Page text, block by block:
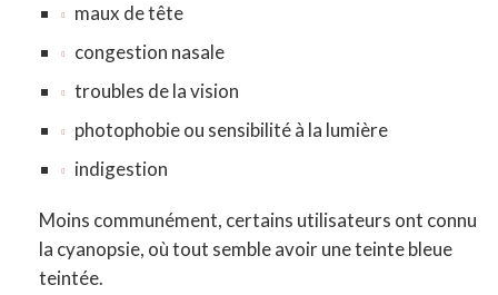
maux de tête
congestion nasale
troubles de la vision
photophobie ou sensibilité à la lumière
indigestion
Moins communément, certains utilisateurs ont connu
la cyanopsie, où tout semble avoir une teinte bleue
teintée.